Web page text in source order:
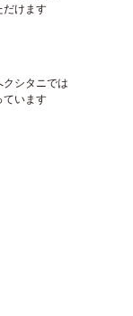
だけます
シタニでは
ています